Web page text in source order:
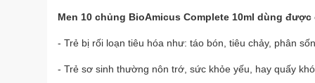
Men 10 chủng BioAmicus Complete 10ml dùng
- Trẻ bị rối loạn tiêu hóa như: táo bón, tiêu chảy, phân
- Trẻ sơ sinh thường nôn trớ, sức khỏe yếu, hay quấy